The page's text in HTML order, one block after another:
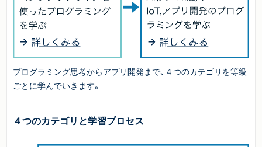
プログラミング思考からアプリ開発まで、４つのカテゴリを等級
ごとに学んでいきます。
４つのカテゴリと学習プロセス